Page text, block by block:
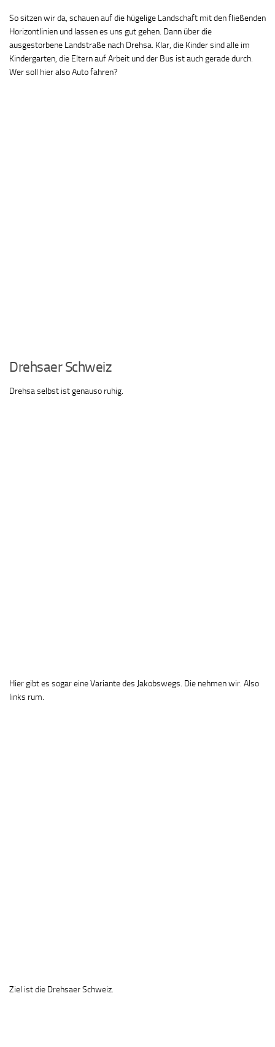
So sitzen wir da, schauen auf die hügelige Landschaft mit den fließenden
Horizontlinien und lassen es uns gut gehen. Dann über die
ausgestorbene Landstraße nach Drehsa. Klar, die Kinder sind alle im
Kindergarten, die Eltern auf Arbeit und der Bus ist auch gerade durch.
Wer soll hier also Auto fahren?
Drehsaer Schweiz
Drehsa selbst ist genauso ruhig.
Hier gibt es sogar eine Variante des Jakobswegs. Die nehmen wir. Also
links rum.
Ziel ist die Drehsaer Schweiz.